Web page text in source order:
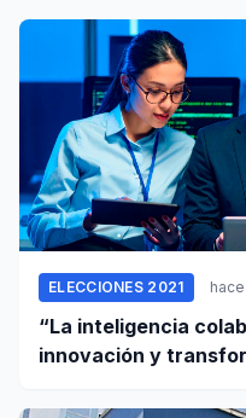
ELECCIONES 2021
“La inteligencia
innovación y